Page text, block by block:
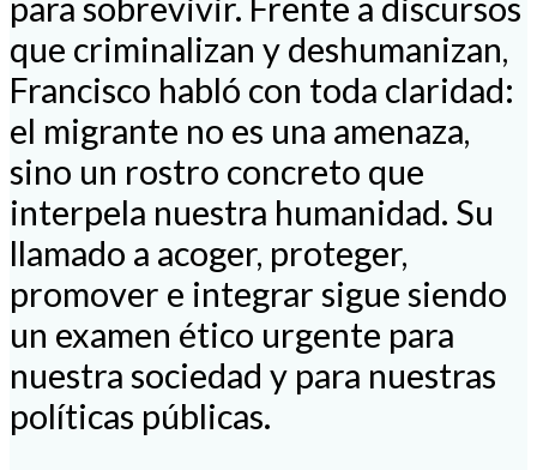
para sobrevivir. Frente a discursos
que criminalizan y deshumanizan,
Francisco habló con toda claridad:
el migrante no es una amenaza,
sino un rostro concreto que
interpela nuestra humanidad. Su
llamado a acoger, proteger,
promover e integrar sigue siendo
un examen ético urgente para
nuestra sociedad y para nuestras
políticas públicas.